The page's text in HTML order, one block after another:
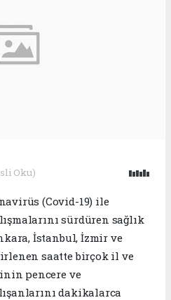
Oku)
(Covid-19) ile
sürdüren sağlık
İstanbul, İzmir ve
saatte birçok il ve
pencere ve
dakikalarca